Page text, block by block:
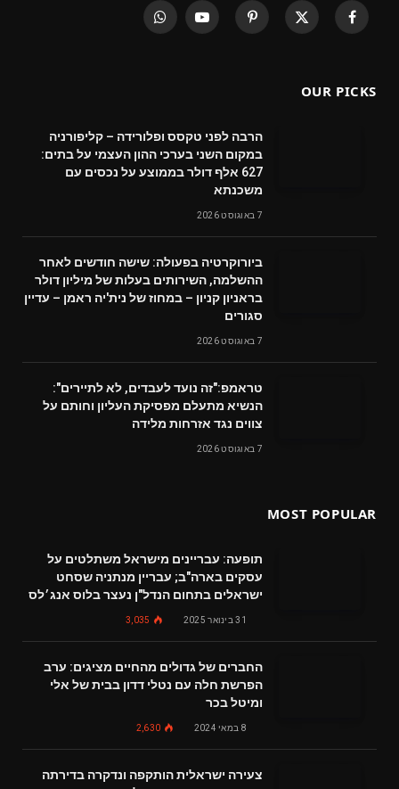
Facebook
X
Pinterest
YouTube
WhatsApp
OUR PICKS
הרבה לפני טקסס ופלורידה – קליפורניה
במקום השני בערכי ההון העצמי על בתים:
627 אלף דולר בממוצע על נכסים עם
משכנתא
7 באוגוסט 2026
ביורוקרטיה בפעולה: שישה חודשים לאחר
ההשלמה, השירותים בעלות של מיליון דולר
בראניון קניון – במחוז של נית'יה ראמן – עדיין
סגורים
7 באוגוסט 2026
טראמפ:"זה נועד לעבדים, לא לתיירים":
הנשיא מתעלם מפסיקת העליון וחותם על
צווים נגד אזרחות מלידה
7 באוגוסט 2026
MOST POPULAR
תופעה: עבריינים מישראל משתלטים על
עסקים בארה"ב; עבריין מנתניה שסחט
ישראלים בתחום הנדל"ן נעצר בלוס אנג׳לס
31 בינואר 2025 3,035
החברים של גדולים מהחיים מציגים: ערב
הפרשת חלה עם נטלי דדון בבית של אלי
ומיטל בכר
8 במאי 2024 2,630
צעירה ישראלית הותקפה ונדקרה בדירתה